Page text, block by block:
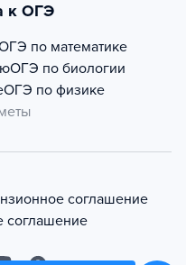
к ОГЭ
по математике
ОГЭ по биологии
ОГЭ по физике
соглашение
соглашение